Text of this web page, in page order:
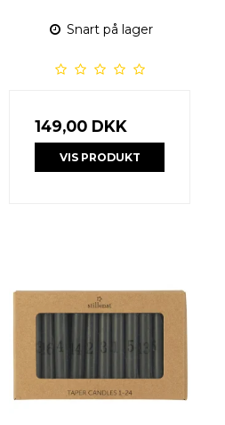
Snart på lager
149,00 DKK
VIS PRODUKT